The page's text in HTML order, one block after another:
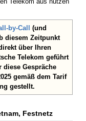
by-Call (und
diesem Zeitpunkt
über Ihren
Telekom geführt
diese Gespräche
gemäß dem Tarif
gestellt.
Festnetz